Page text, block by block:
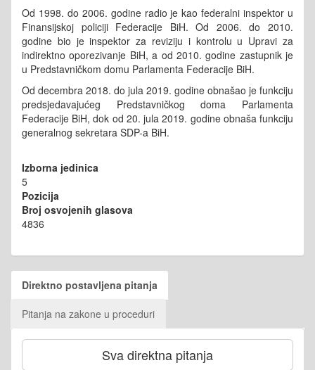
Od 1998. do 2006. godine radio je kao federalni inspektor u
Finansijskoj policiji Federacije BiH.Od 2006. do 2010.
godine bio je inspektor za reviziju i kontrolu u Upravi za
indirektno oporezivanje BiH, a od 2010. godine zastupnik je
u Predstavničkom domu Parlamenta Federacije BiH.
Od decembra 2018. do jula 2019. godine obnašao je funkciju
predsjedavajućeg Predstavničkog doma Parlamenta
Federacije BiH, dok od 20. jula 2019. godine obnaša funkciju
generalnog sekretara SDP-a BiH.
Izborna jedinica
5
Pozicija
Broj osvojenih glasova
4836
Direktno postavljena pitanja
Pitanja na zakone u proceduri
Sva direktna pitanja